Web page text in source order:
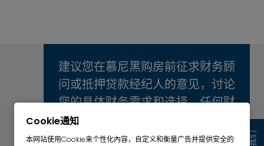
建议您在慕尼黑购房前征求财务顾
问或抵押贷款经纪人的意见，讨论
您的具体财务需求和选择。任何财
务决策都应该经过深思熟虑，并根
据您的个人情况量身定制。
Cookie通知
本网站使用Cookie来个性化內容，自定义和衡量广告并提供安全的